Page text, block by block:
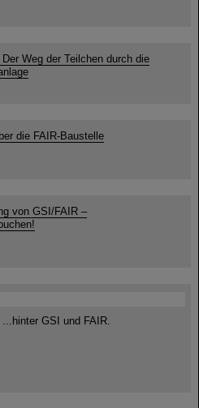
Der Weg der Teilchen durch die
die FAIR-Baustelle
von GSI/FAIR –
...hinter GSI und FAIR.